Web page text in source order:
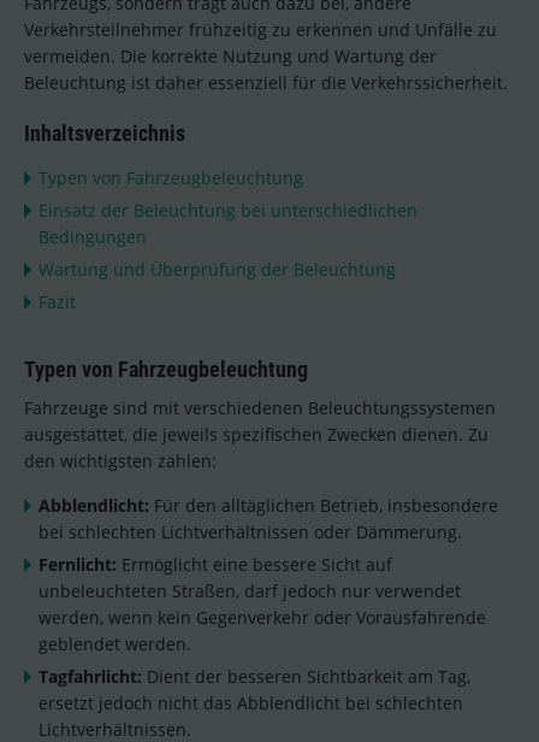
Verkehrsteilnehmer frühzeitig zu erkennen und Unfälle zu
vermeiden. Die korrekte Nutzung und Wartung der
Beleuchtung ist daher essenziell für die Verkehrssicherheit.
Inhaltsverzeichnis
Typen von Fahrzeugbeleuchtung
Einsatz der Beleuchtung bei unterschiedlichen
Bedingungen
Wartung und Überprüfung der Beleuchtung
Fazit
Typen von Fahrzeugbeleuchtung
Fahrzeuge sind mit verschiedenen Beleuchtungssystemen
ausgestattet, die jeweils spezifischen Zwecken dienen. Zu
den wichtigsten zählen:
Abblendlicht: Für den alltäglichen Betrieb, insbesondere
bei schlechten Lichtverhältnissen oder Dämmerung.
Fernlicht: Ermöglicht eine bessere Sicht auf
unbeleuchteten Straßen, darf jedoch nur verwendet
werden, wenn kein Gegenverkehr oder Vorausfahrende
geblendet werden.
Tagfahrlicht: Dient der besseren Sichtbarkeit am Tag,
ersetzt jedoch nicht das Abblendlicht bei schlechten
Lichtverhältnissen.